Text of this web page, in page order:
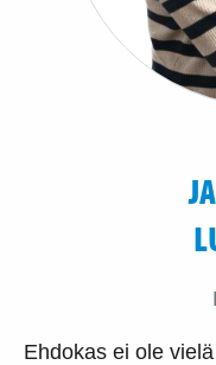
Ehdokas ei ole